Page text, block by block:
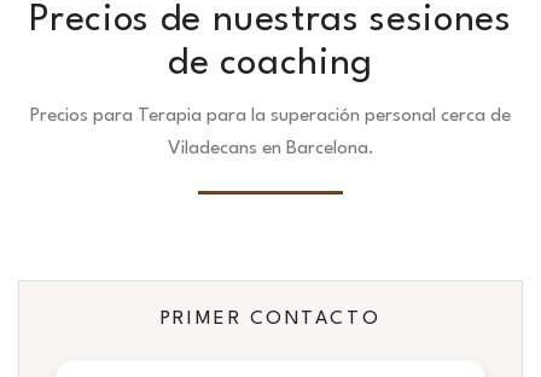
Precios de nuestras sesiones
de coaching
Precios para Terapia para la superación personal cerca de
Viladecans en Barcelona.
PRIMER CONTACTO